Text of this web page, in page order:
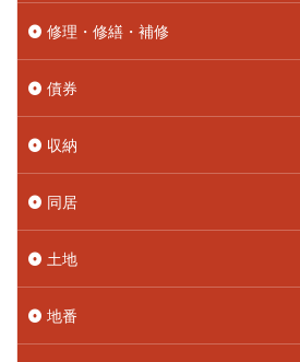
修理・修繕・補修
債券
収納
同居
土地
地番